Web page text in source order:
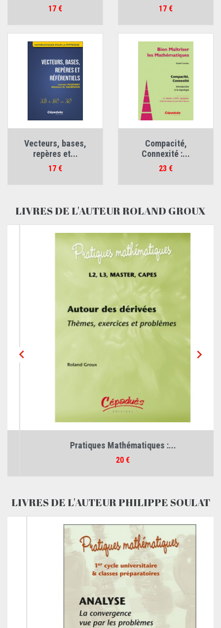
Prix
17 € Prix
17 €
Vecteurs, bases,
repères et...
Prix
17 €
Compacité,
Connexité :...
Prix
23 €
LIVRES DE L'AUTEUR ROLAND GROUX

Pratiques Mathématiques :...
20 €

LIVRES DE L'AUTEUR PHILIPPE SOULAT